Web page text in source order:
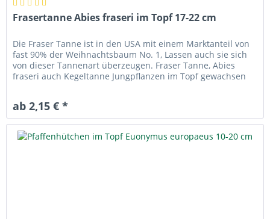
Frasertanne Abies fraseri im Topf 17-22 cm
Die Fraser Tanne ist in den USA mit einem Marktanteil von
fast 90% der Weihnachtsbaum No. 1, Lassen auch sie sich
von dieser Tannenart überzeugen. Fraser Tanne, Abies
fraseri auch Kegeltanne Jungpflanzen im Topf gewachsen
ab 2,15 € *